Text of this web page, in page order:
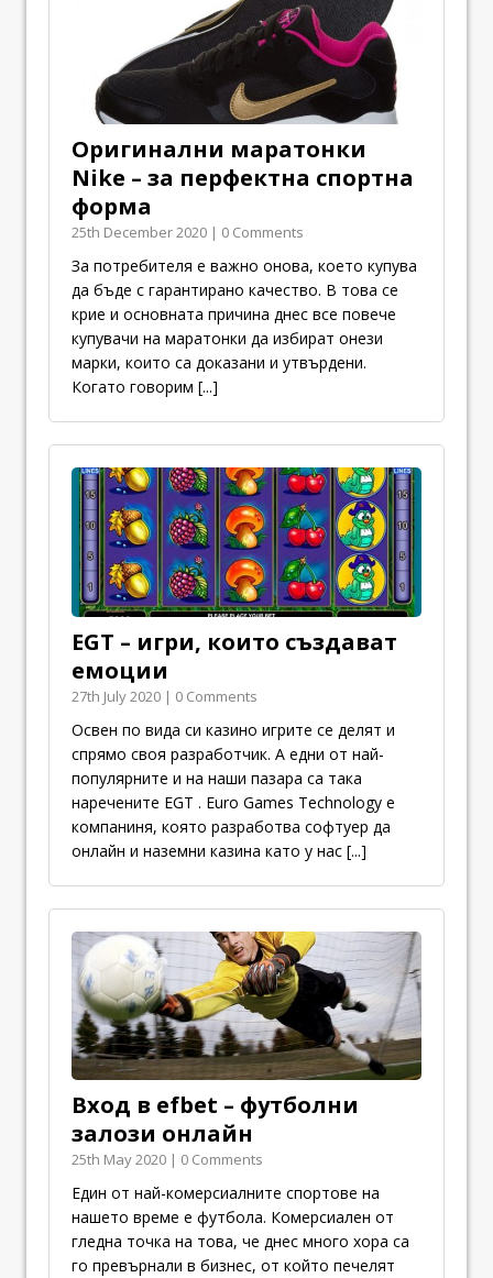
Оригинални маратонки
Nike – за перфектна спортна
форма
25th December 2020 | 0 Comments
За потребителя е важно онова, което купува
да бъде с гарантирано качество. В това се
крие и основната причина днес все повече
купувачи на маратонки да избират онези
марки, които са доказани и утвърдени.
Когато говорим [...]
EGT – игри, които създават
емоции
27th July 2020 | 0 Comments
Освен по вида си казино игрите се делят и
спрямо своя разработчик. А едни от най-
популярните и на наши пазара са така
наречените EGT . Euro Games Technology е
компаниня, която разработва софтуер да
онлайн и наземни казина като у нас [...]
Вход в efbet – футболни
залози онлайн
25th May 2020 | 0 Comments
Един от най-комерсиалните спортове на
нашето време е футбола. Комерсиален от
гледна точка на това, че днес много хора са
го превърнали в бизнес, от който печелят